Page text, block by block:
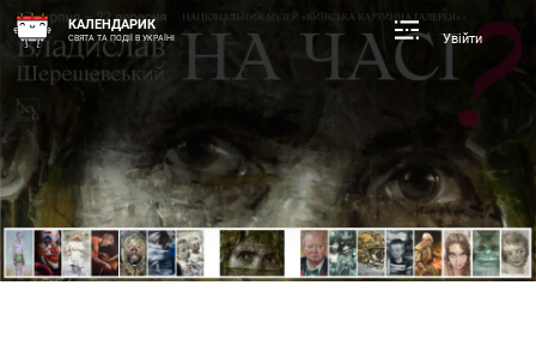
КАЛЕНДАРИК
СВЯТА ТА ПОДІЇ В УКРАЇНІ Увійти